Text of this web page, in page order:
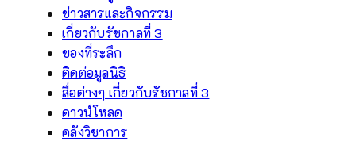
ข่าวสารและกิจกรรม
เกี่ยวกับรัชกาลที่ 3
ของที่ระลึก
ติดต่อมูลนิธิ
สื่อต่างๆ เกี่ยวกับรัชกาลที่ 3
ดาวน์โหลด
คลังวิชาการ